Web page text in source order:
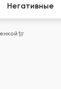
Негативные